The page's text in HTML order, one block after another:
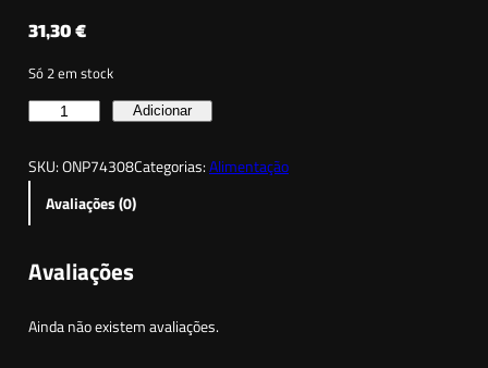
31,30 €
Só 2 em stock
a
t
d
d
Adicionar
SKU:ONP74308Categorias:Alimentação
Avaliações (0)
Avaliações
Ainda não existem avaliações.